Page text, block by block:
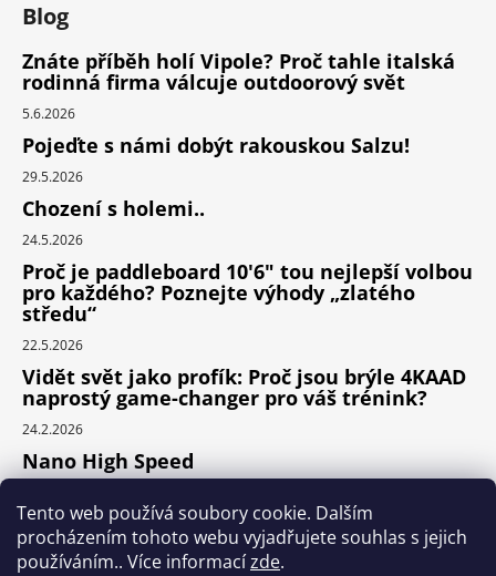
Tento web používá soubory cookie. Dalším
procházením tohoto webu vyjadřujete souhlas s jejich
používáním.. Více informacízde.
Blog
Znáte příběh holí Vipole? Proč tahle italská
rodinná firma válcuje outdoorový svět
5.6.2026
Pojeďte s námi dobýt rakouskou Salzu!
29.5.2026
Chození s holemi..
24.5.2026
Proč je paddleboard 10'6" tou nejlepší volbou
pro každého? Poznejte výhody „zlatého
středu“
22.5.2026
Vidět svět jako profík: Proč jsou brýle 4KAAD
naprostý game-changer pro váš trénink?
24.2.2026
Nano High Speed
Nejlepší cyklodoplňky v porovnání cena /
výkon